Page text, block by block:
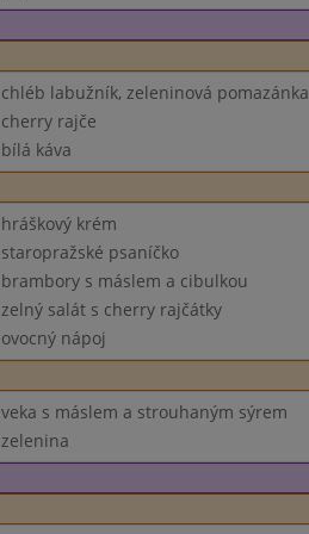
chléb labužník, zeleninová pomazánka
cherry rajče
bílá káva
hráškový krém
staropražské psaníčko
brambory s máslem a cibulkou
zelný salát s cherry rajčátky
ovocný nápoj
veka s máslem a strouhaným sýrem
zelenina